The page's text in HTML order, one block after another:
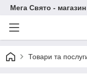
Мега Свято -
Товари та